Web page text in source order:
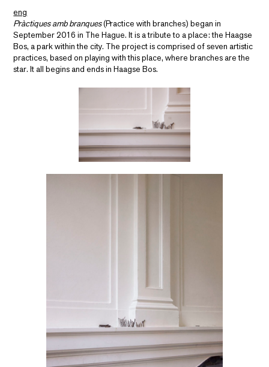
eng
Pràctiques amb branques(Practice with branches) began in
September 2016 in The Hague. It is a tribute to a place: the Haagse
Bos, a park within the city. The project is comprised of seven artistic
practices, based on playing with this place, where branches are the
star. It all begins and ends in Haagse Bos.